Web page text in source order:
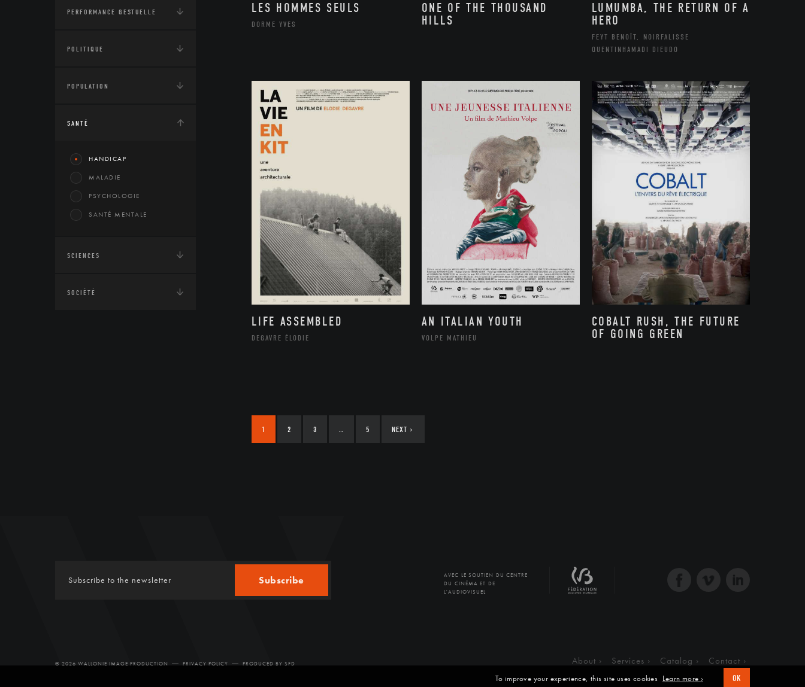
PERFORMANCE GESTUELLE
POLITIQUE
POPULATION
SANTÉ
HANDICAP
MALADIE
PSYCHOLOGIE
SANTÉ MENTALE
SCIENCES
SOCIÉTÉ
LES HOMMES SEULS
DORME YVES
ONE OF THE THOUSAND
HILLS
LUMUMBA, THE RETURN OF A
HERO
FEYT BENOÎT, NOIRFALISSE
QUENTINHAMADI DIEUDO
LIFE ASSEMBLED
DEGAVRE ÉLODIE
AN ITALIAN YOUTH
VOLPE MATHIEU
COBALT RUSH, THE FUTURE
OF GOING GREEN
1 2 3 5 NEXT ›
Subscribe
AVEC LE SOUTIEN DU CENTRE
DU CINÉMA ET DE
L'AUDIOVISUEL
© 2026 WALLONIE IMAGE PRODUCTION PRIVACY POLICY PRODUCED BY SFD About Services Catalog Contact
To improve your experience, this site uses cookies Learn more › OK